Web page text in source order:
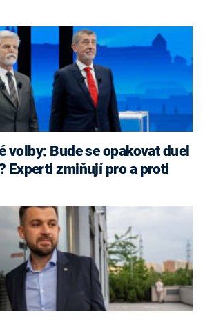
Experti zmiňují pro a proti